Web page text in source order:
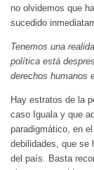
no olvidemos que
sucedido
Tenemos una
política está
derechos humanos
Hay estratos de la
caso Iguala y que
paradigmático, en
debilidades, que se
del país. Basta